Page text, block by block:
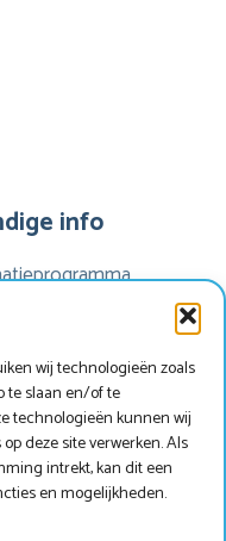
wij technologieën zoals
te slaan en/of te
technologieën kunnen wij
deze site verwerken. Als
intrekt, kan dit een
en mogelijkheden.
info
bij Marveld?